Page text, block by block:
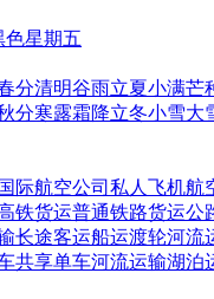
蓝色
色星期五
分清明谷雨立夏小满芒
分寒露霜降立冬小雪大
国际航空公司 私人飞机航
铁货运普通铁路货运公
长途客运船运渡轮河流
共享单车河流运输湖泊